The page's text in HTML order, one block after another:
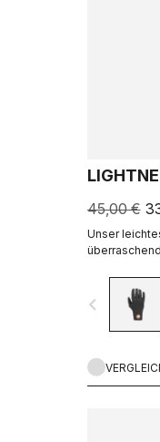
45,00 €
Unser
navigate_before